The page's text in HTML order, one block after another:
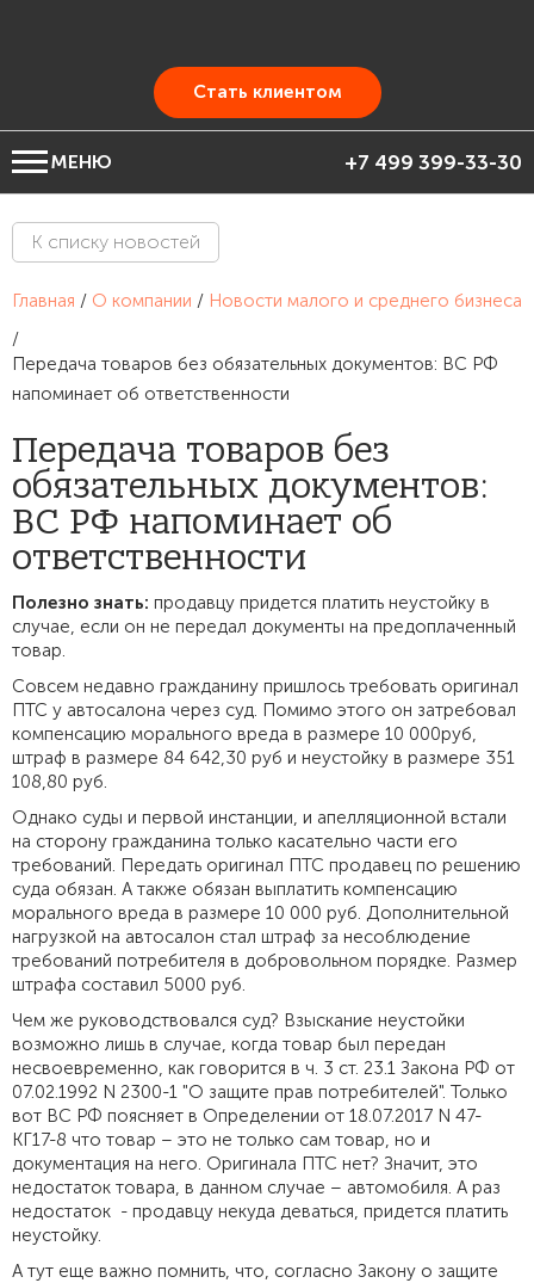
Стать клиентом
МЕНЮ +7 499 399-33-30
К списку новостей
Главная / О компании / Новости малого и среднего бизнеса
/
Передача товаров без обязательных документов: ВС РФ
напоминает об ответственности
Передача товаров без
обязательных документов:
ВС РФ напоминает об
ответственности
Полезно знать: продавцу придется платить неустойку в
случае, если он не передал документы на предоплаченный
товар.
Совсем недавно гражданину пришлось требовать оригинал
ПТС у автосалона через суд. Помимо этого он затребовал
компенсацию морального вреда в размере 10 000руб,
штраф в размере 84 642,30 руб и неустойку в размере 351
108,80 руб.
Однако суды и первой инстанции, и апелляционной встали
на сторону гражданина только касательно части его
требований. Передать оригинал ПТС продавец по решению
суда обязан. А также обязан выплатить компенсацию
морального вреда в размере 10 000 руб. Дополнительной
нагрузкой на автосалон стал штраф за несоблюдение
требований потребителя в добровольном порядке. Размер
штрафа составил 5000 руб.
Чем же руководствовался суд? Взыскание неустойки
возможно лишь в случае, когда товар был передан
несвоевременно, как говорится в ч. 3 ст. 23.1 Закона РФ от
07.02.1992 N 2300-1 "О защите прав потребителей". Только
вот ВС РФ поясняет в Определении от 18.07.2017 N 47-
КГ17-8 что товар – это не только сам товар, но и
документация на него. Оригинала ПТС нет? Значит, это
недостаток товара, в данном случае – автомобиля. А раз
недостаток - продавцу некуда деваться, придется платить
неустойку.
А тут еще важно помнить, что, согласно Закону о защите